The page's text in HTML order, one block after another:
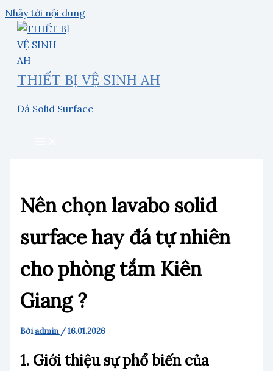
Nhảy tới nội dung
THIẾT BỊ VỆ SINH AH
Đá Solid Surface
Nên chọn lavabo solid
surface hay đá tự nhiên
cho phòng tắm Kiên
Giang ?
Bởiadmin /16.01.2026
1. Giới thiệu sự phổ biến của